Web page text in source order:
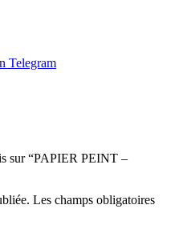
Telegram
sur “PAPIER PEINT –
Les champs obligatoires